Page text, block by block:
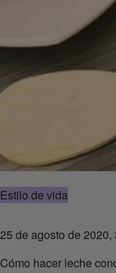
Estilo de vida
25 de agosto de 2020,
Cómo hacer leche